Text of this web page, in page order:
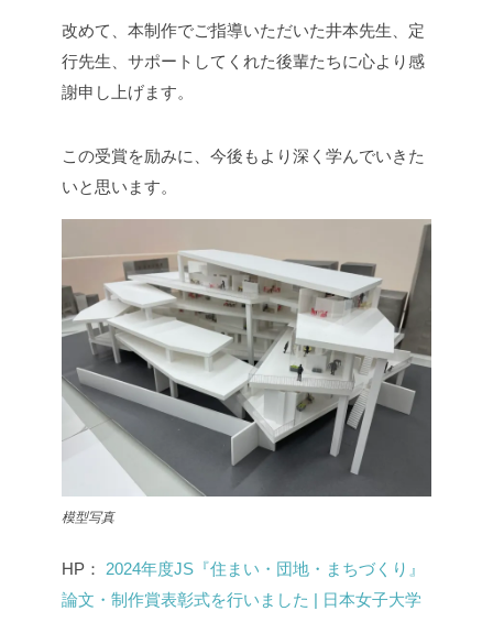
改めて、本制作でご指導いただいた井本先生、定
行先生、サポートしてくれた後輩たちに心より感
謝申し上げます。
この受賞を励みに、今後もより深く学んでいきた
いと思います。
模型写真
HP： 2024年度JS『住まい・団地・まちづくり』
論文・制作賞表彰式を行いました | 日本女子大学